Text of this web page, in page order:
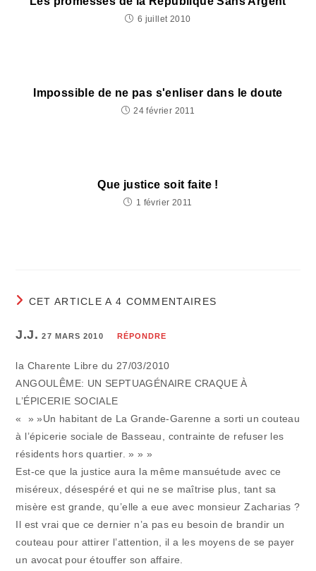
6 juillet 2010
Impossible de ne pas s'enliser dans le doute
24 février 2011
Que justice soit faite !
1 février 2011
CET ARTICLE A 4 COMMENTAIRES
J.J.27 MARS 2010 RÉPONDRE
la Charente Libre du 27/03/2010
ANGOULÊME: UN SEPTUAGÉNAIRE CRAQUE À
L’ÉPICERIE SOCIALE
« » »Un habitant de La Grande-Garenne a sorti un couteau
à l’épicerie sociale de Basseau, contrainte de refuser les
résidents hors quartier. » » »
Est-ce que la justice aura la même mansuétude avec ce
miséreux, désespéré et qui ne se maîtrise plus, tant sa
misère est grande, qu’elle a eue avec monsieur Zacharias ?
Il est vrai que ce dernier n’a pas eu besoin de brandir un
couteau pour attirer l’attention, il a les moyens de se payer
un avocat pour étouffer son affaire.